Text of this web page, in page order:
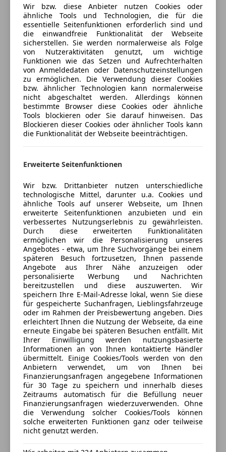
Extras
Alufelgen
Dachreling
Schaltwippen
Scheinwerferreinigung
Skisack
Spoiler
Sportfahrwerk
Sportsitze
AUSSTATTUNG:
-Ablage- und Gepäckraum-Paket
-Audi music interface
-Außenspiegel elektr. verstell-, heiz- und anklappbar,
mit Abblendautomatik und Bordsteinautomatik
-Dachhimmel Stoff, Silber
-Fahrassistenz-System: Bergabfahr-Assistent
-Fahrassistenz-System: Licht- und Regensensor und
Fernlichtassistent
-Fahrassistenz-System: Spurwechsel- u.
-Geschwindigkeits-Regelanlage (Tempomat)
-Innenausstattung: Dekoreinlagen Aluminium Race
-Innenspiegel mit Abblendautomatik
-Mobiltelefon/Handy (Bluetooth) mit Audi connect
-Multi-Media-Interface MMI Navigation Plus
-Perleffekt-Lackierung
-Schließ-/Startsystem Advanced Key
(Komfortschlüssel)
-Sitzbezug / Polsterung: Leder Feinnappa mit Logo-
Prägung in Vordersitzlehnen
-Sitzheizung vorn
-Sound-System BOSE
-Verglasung hinten abgedunkelt (Privacyverglasung)
-Wendematte Gepäckraum (variabel)
-Xenon-Scheinwerfer Plus adaptive light (Abbiegelicht
integriert)
-Airbag Fahrer-/Beifahrerseite
-Antriebsart: Allradantrieb
-Audi Drive Select
-Außenspiegel Aluminium-Optik matt
-Bremsanlage mit Rekuperationssystem
-Dachreling (Aluminium)
-Durchladeeinrichtung (Mittelarmlehne hinten)
-Einparkhilfe vorn und hinten, optisch (APS Plus)
Versicherungsschutz an Ihre Bedürfnisse
anpassen
Freischaden-Gutschein ab Stufe 0
Auto einfach online versichern & Rabatt holen
Jetzt berechnen
Verkäufer Händler
GmbH
Sternebewertung 5 von 5
5Sterne
(100% Weiterempfehlungen)
Anbieter auf AutoScout24 seit 2019
Wir bitten um telefonische Terminvereinbarung!!
Geöffnet
Schließt um 18:00
Wachaustrasse 2,
3680 Persenbeug-Gottsdorf, AT
Kontakt
Pavel Gospodinov
Alle Fahrzeuge des Anbieters
Anbieter kontaktieren
Deine Nachricht
Wir bzw. diese Anbieter nutzen Cookies oder
ähnliche Tools und Technologien, die für die
essentielle Seitenfunktionen erforderlich sind und
die einwandfreie Funktionalität der Webseite
sicherstellen. Sie werden normalerweise als Folge
von Nutzeraktivitäten genutzt, um wichtige
Funktionen wie das Setzen und Aufrechterhalten
von Anmeldedaten oder Datenschutzeinstellungen
zu ermöglichen. Die Verwendung dieser Cookies
bzw. ähnlicher Technologien kann normalerweise
nicht abgeschaltet werden. Allerdings können
bestimmte Browser diese Cookies oder ähnliche
Tools blockieren oder Sie darauf hinweisen. Das
Blockieren dieser Cookies oder ähnlicher Tools kann
die Funktionalität der Webseite beeinträchtigen.
Erweiterte Seitenfunktionen
Wir bzw. Drittanbieter nutzen unterschiedliche
technologische Mittel, darunter u.a. Cookies und
ähnliche Tools auf unserer Webseite, um Ihnen
erweiterte Seitenfunktionen anzubieten und ein
verbessertes Nutzungserlebnis zu gewährleisten.
Durch diese erweiterten Funktionalitäten
ermöglichen wir die Personalisierung unseres
Angebotes - etwa, um Ihre Suchvorgänge bei einem
späteren Besuch fortzusetzen, Ihnen passende
Angebote aus Ihrer Nähe anzuzeigen oder
personalisierte Werbung und Nachrichten
bereitzustellen und diese auszuwerten. Wir
speichern Ihre E-Mail-Adresse lokal, wenn Sie diese
für gespeicherte Suchanfragen, Lieblingsfahrzeuge
oder im Rahmen der Preisbewertung angeben. Dies
erleichtert Ihnen die Nutzung der Webseite, da eine
erneute Eingabe bei späteren Besuchen entfällt. Mit
Ihrer Einwilligung werden nutzungsbasierte
Informationen an von Ihnen kontaktierte Händler
übermittelt. Einige Cookies/Tools werden von den
Anbietern verwendet, um von Ihnen bei
Finanzierungsanfragen angegebene Informationen
für 30 Tage zu speichern und innerhalb dieses
Zeitraums automatisch für die Befüllung neuer
Finanzierungsanfragen wiederzuverwenden. Ohne
die Verwendung solcher Cookies/Tools können
solche erweiterten Funktionen ganz oder teilweise
nicht genutzt werden.